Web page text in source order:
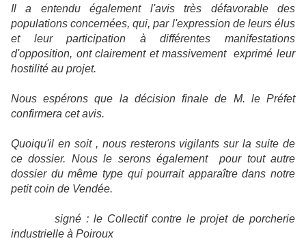
Il a entendu également l'avis très défavorable des
populations concernées, qui, par l'expression de leurs élus
et leur participation à différentes manifestations
d'opposition, ont clairement et massivement exprimé leur
hostilité au projet.
Nous espérons que la décision finale de M. le Préfet
confirmera cet avis.
Quoiqu'il en soit , nous resterons vigilants sur la suite de
ce dossier. Nous le serons également pour tout autre
dossier du même type qui pourrait apparaître dans notre
petit coin de Vendée.
signé : le Collectif contre le projet de porcherie
industrielle à Poiroux